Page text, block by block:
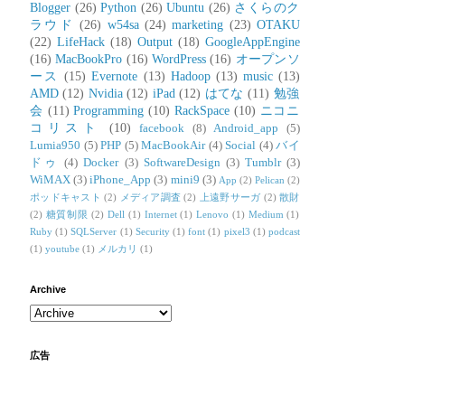
Blogger (26) Python (26) Ubuntu (26) さくらのク
ラウド
(26) w54sa (24) marketing (23) OTAKU
(22) LifeHack (18) Output (18) GoogleAppEngine
(16) MacBookPro (16) WordPress (16) オープンソ
ース
(15) Evernote (13) Hadoop (13) music (13)
AMD (12) Nvidia (12) iPad (12) はてな (11) 勉強
会 (11) Programming (10) RackSpace (10) ニコニ
コリスト
(10) facebook (8) Android_app
(5)
Lumia950 (5) PHP (5) MacBookAir (4) Social (4) バイ
ドゥ
(4) Docker (3) SoftwareDesign (3) Tumblr (3)
WiMAX (3) iPhone_App (3) mini9 (3) App (2) Pelican (2)
ポッドキャスト (2) メディア調査 (2) 上遠野サーガ (2) 散財
(2) 糖質制限 (2) Dell (1) Internet (1) Lenovo (1) Medium (1)
Ruby (1) SQLServer (1) Security (1) font (1) pixel3 (1) podcast
(1) youtube (1) メルカリ (1)
Archive
広告